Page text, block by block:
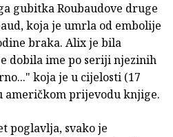
gubitka Roubaudove druge
koja je umrla od embolije
braka. Alix je bila
dobila ime po seriji njezinih
koja je u cijelosti (17
američkom prijevodu knjige.
poglavlja, svako je